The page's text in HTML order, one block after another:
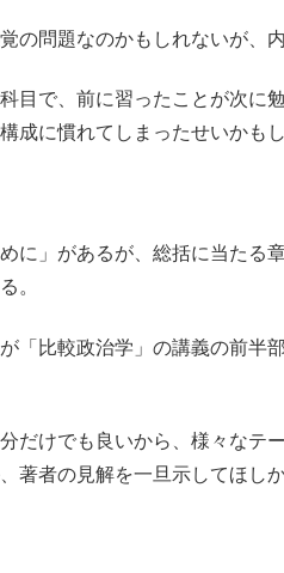
の問題なのかもしれないが、
目で、前に習ったことが次に
成に慣れてしまったせいかもし
に」があるが、総括に当たる
。
「比較政治学」の講義の前半
だけでも良いから、様々なテ
著者の見解を一旦示してほしか